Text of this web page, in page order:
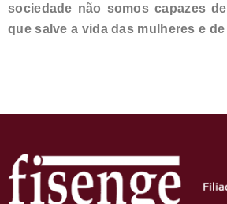
sociedade não somos capazes
que salve a vida das mulheres e